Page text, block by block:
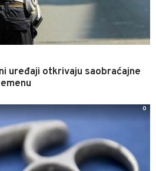
uređaji otkrivaju saobraćajne
0